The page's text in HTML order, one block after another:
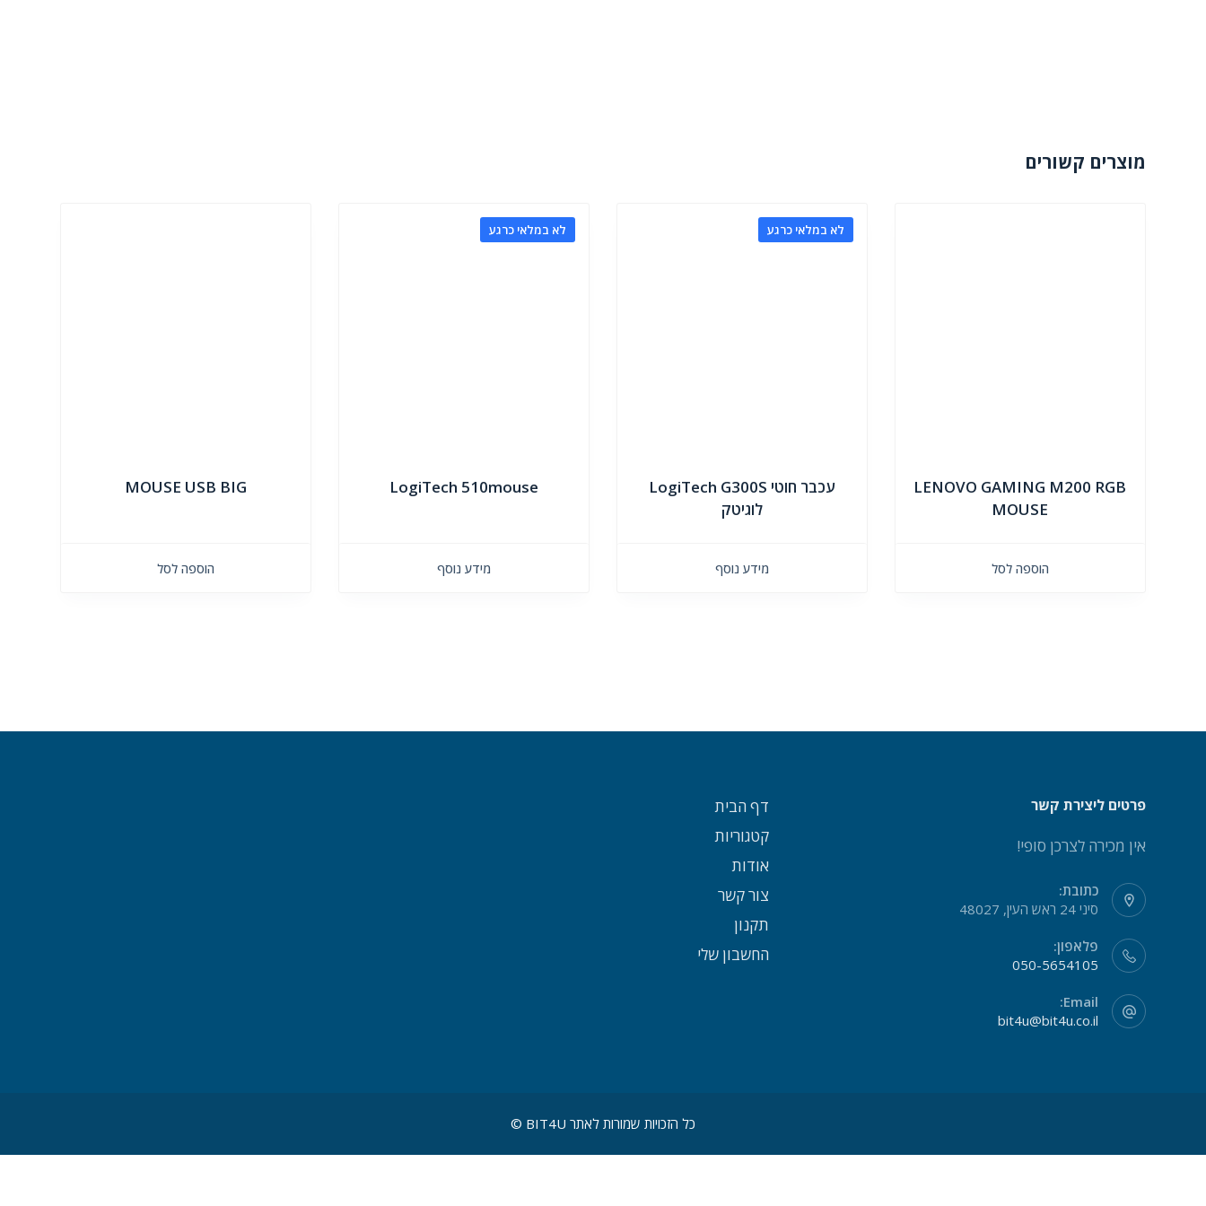
מוצרים קשורים
LENOVO GAMING M200 RGB
MOUSE
הוספה לסל
לא במלאי כרגע
עכבר חוטי LogiTech G300S
לוגיטק
מידע נוסף
לא במלאי כרגע
LogiTech 510mouse
מידע נוסף
MOUSE USB BIG
הוספה לסל
פרטים ליצירת קשר
אין מכירה לצרכן סופי!
כתובת:
סיני 24 ראש העין, 48027
פלאפון:
050-5654105
Email:
bit4u@bit4u.co.il
דף הבית
קטגוריות
אודות
צור קשר
תקנון
החשבון שלי
כל הזכויות שמורות לאתר BIT4U ©